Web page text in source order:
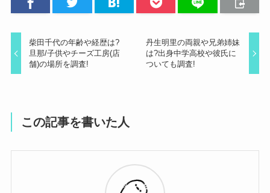
柴田千代の年齢や経歴は?
旦那/子供やチーズ工房(店
舗)の場所を調査!
丹生明里の両親や兄弟姉妹
は?出身中学高校や彼氏に
ついても調査!
この記事を書いた人